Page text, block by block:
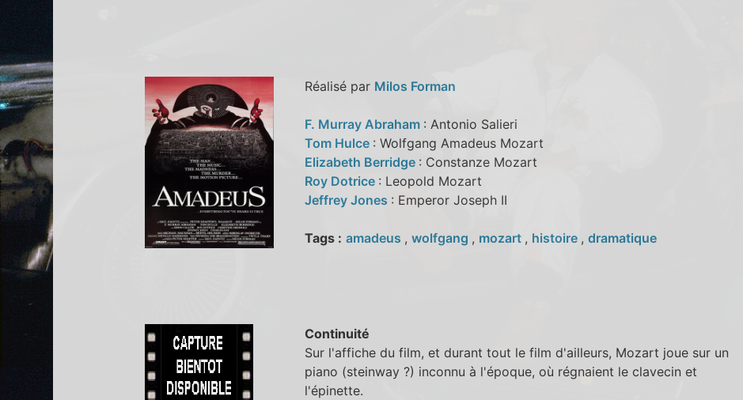
Réalisé par Milos Forman
F. Murray Abraham : Antonio Salieri
Tom Hulce : Wolfgang Amadeus Mozart
Elizabeth Berridge : Constanze Mozart
Roy Dotrice : Leopold Mozart
Jeffrey Jones : Emperor Joseph II
Tags : amadeus , wolfgang , mozart , histoire , dramatique
Continuité
Sur l'affiche du film, et durant tout le film d'ailleurs, Mozart joue sur un
piano (steinway ?) inconnu à l'époque, où régnaient le clavecin et
l'épinette.